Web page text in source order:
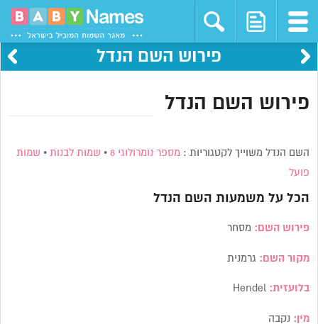
פירוש השם הנדל
פירוש השם הנדל
השם הנדל משוייך לקטגוריות : מספר נומרולוגי 8 • שמות לבנות • שמות
פועל
הכל על משמעות השם הנדל
פירוש השם: מסחר
מקור השם: גרמנית
בלועזית:
מין: נקבה